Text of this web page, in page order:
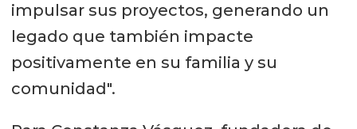
impulsar sus proyectos, generando un
legado que también impacte
positivamente en su familia y su
comunidad".